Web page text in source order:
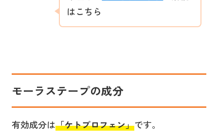
はこちら
モーラステープの成分
有効成分は「ケトプロフェン」です。